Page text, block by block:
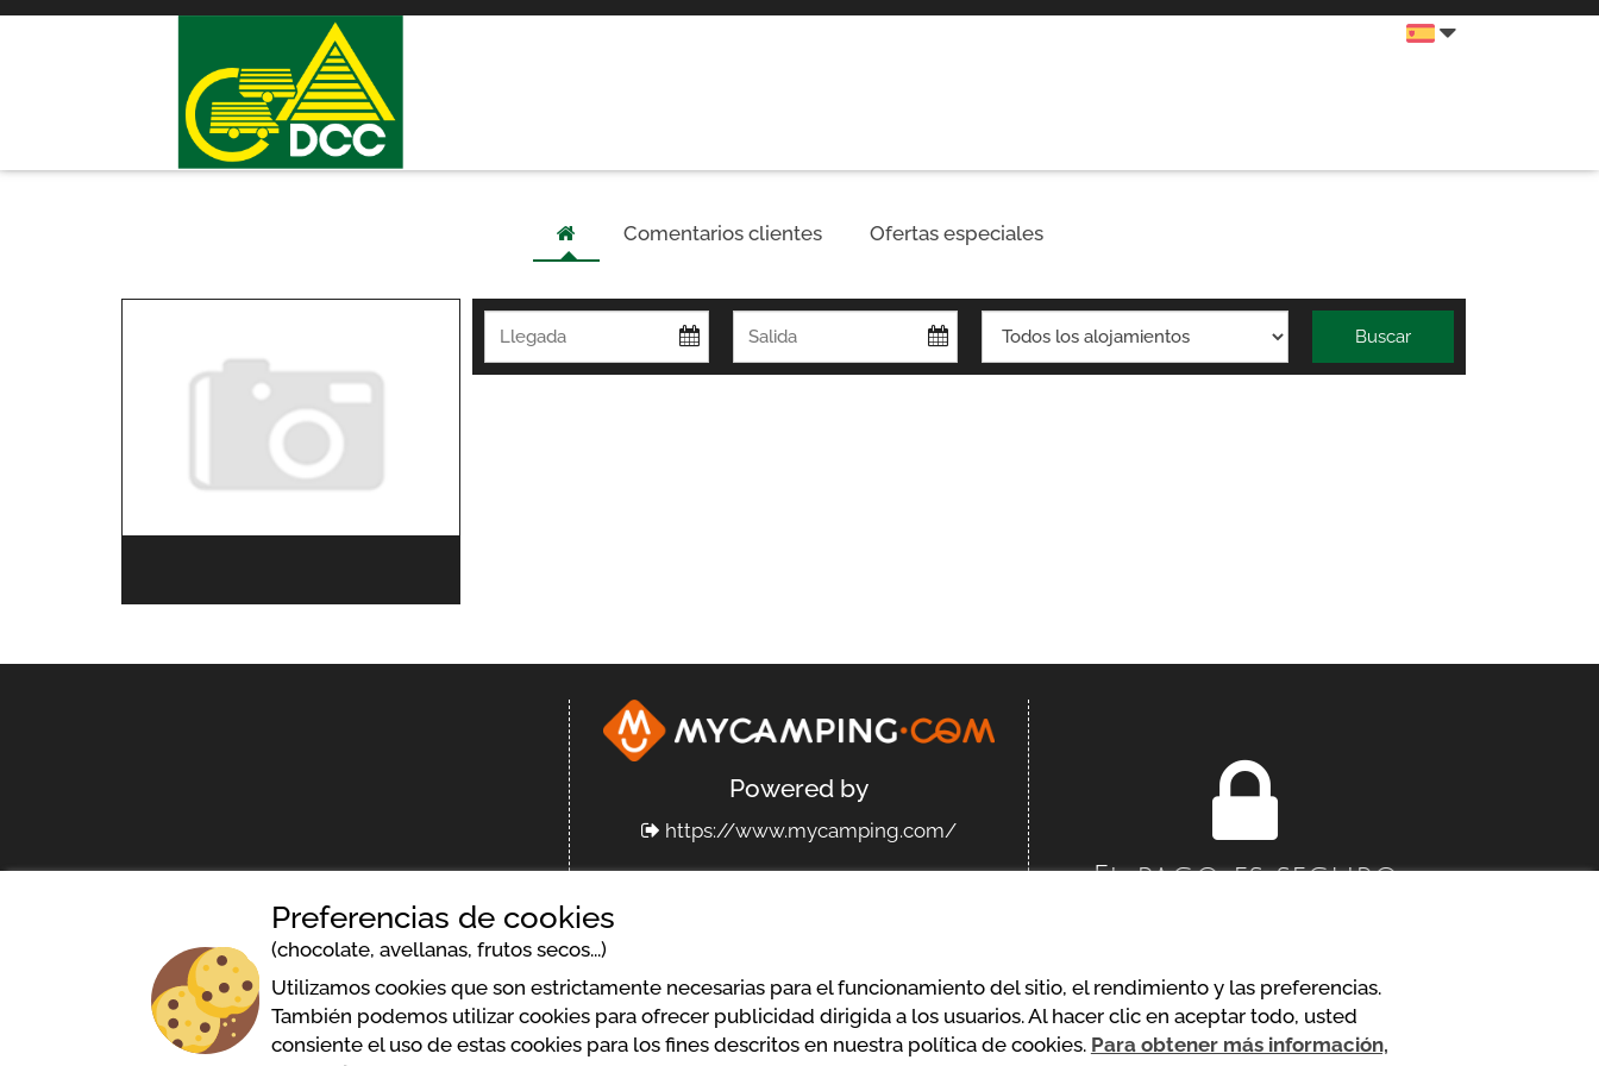
Comentarios clientes Ofertas especiales
Buscar
Powered by
https://www.mycamping.com/
El pago es seguro
Política de cookies Términos y condiciones del servicio Aviso legal Política de confidencialidad
Preferencias de cookies
(chocolate, avellanas, frutos secos...)
Utilizamos cookies que son estrictamente necesarias para el funcionamiento del sitio, el rendimiento y las preferencias.
También podemos utilizar cookies para ofrecer publicidad dirigida a los usuarios. Al hacer clic en aceptar todo, usted
consiente el uso de estas cookies para los fines descritos en nuestra política de cookies. Para obtener más información,